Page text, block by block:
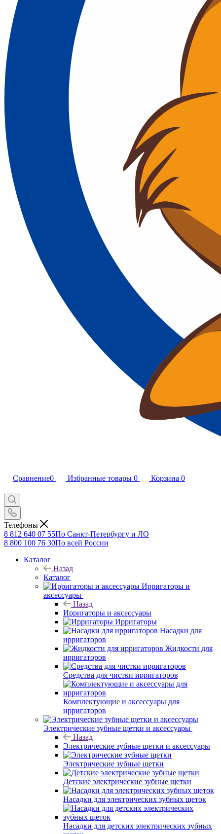
Сравнение0 Избранные товары 0 Корзина 0
Телефоны
8 812 640 07 55По Санкт-Петербургу и ЛО
8 800 100 76 30По всей России
Каталог
Назад
Каталог
Ирригаторы и
аксессуары
Назад
Ирригаторы и аксессуары
Ирригаторы
Насадки для
ирригаторов
Жидкости для
ирригаторов
Средства для чистки ирригаторов
Комплектующие и аксессуары для
ирригаторов
Электрические зубные щетки и аксессуары
Назад
Электрические зубные щетки и аксессуары
Электрические зубные щетки
Детские электрические зубные щетки
Насадки для электрических зубных щеток
Насадки для детских электрических зубных